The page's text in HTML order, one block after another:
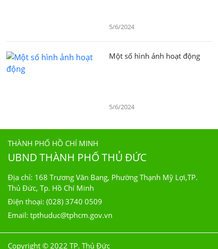
5/6/2024
Một số hình ảnh hoạt động
5/6/2024
THÀNH PHỐ HỒ CHÍ MINH
UBND THÀNH PHỐ THỦ ĐỨC
Địa chỉ: 168 Trương Văn Bang, Phường Thạnh Mỹ Lợi,TP.
Thủ Đức, Tp. Hồ Chí Minh
Điện thoại: (028) 3740 0509
Email: tpthuduc@tphcm.gov.vn
Copyright © 2022 TP. Thủ Đức